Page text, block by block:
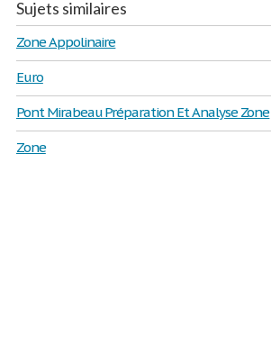
Sujets similaires
Zone Appolinaire
Euro
Pont Mirabeau Préparation Et Analyse Zone
Zone